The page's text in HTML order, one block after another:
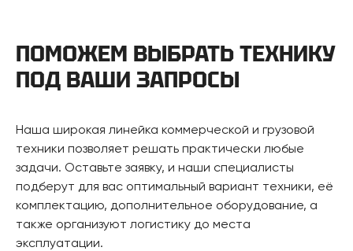
ПОМОЖЕМ ВЫБРАТЬ ТЕХНИКУ
ПОД ВАШИ ЗАПРОСЫ
Наша широкая линейка коммерческой и грузовой
техники позволяет решать практически любые
задачи. Оставьте заявку, и наши специалисты
подберут для вас оптимальный вариант техники, её
комплектацию, дополнительное оборудование, а
также организуют логистику до места
эксплуатации.